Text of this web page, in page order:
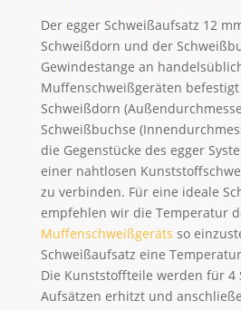
Der egger Schweißaufsatz 12
Schweißdorn und der
Gewindestange an
Muffenschweißgeräten
Schweißdorn
Schweißbuchse
die Gegenstücke des egger
einer nahtlosen
zu verbinden. Für eine ideale
empfehlen wir die Temperatur
Muffenschweißgeräts so
Schweißaufsatz eine
Die Kunststoffteile werden für 4
Aufsätzen erhitzt und